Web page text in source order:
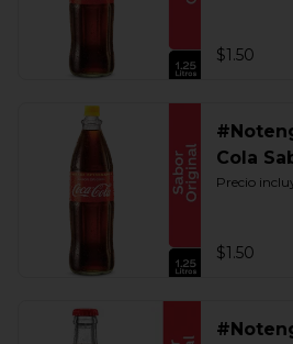
$1.50
Cola
ML.
Precio
$1.50